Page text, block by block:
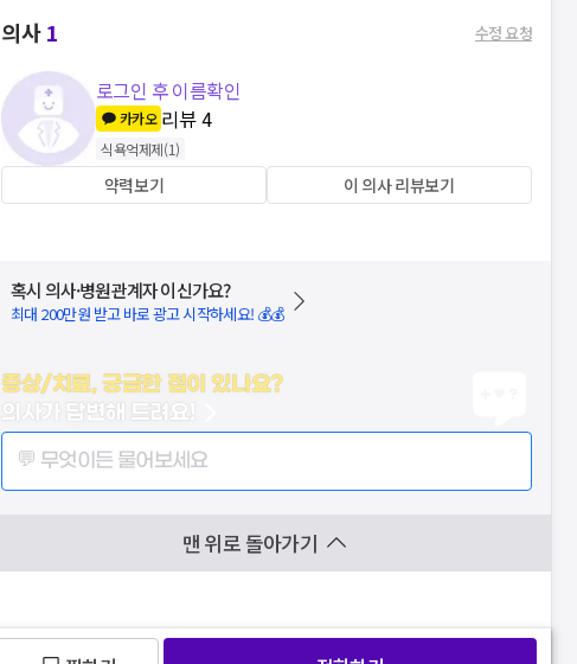
의사1 수정 요청
로그인 후 이름확인
카카오 리뷰4
식욕억제제(1)
약력보기 이 의사 리뷰보기
혹시 의사·병원관계자 이신가요?
최대 200만원 받고 바로 광고 시작하세요! 💰💰
증상/치료, 궁금한 점이 있나요?
의사가 답변해 드려요!
💬 무엇이든 물어보세요
맨 위로 돌아가기